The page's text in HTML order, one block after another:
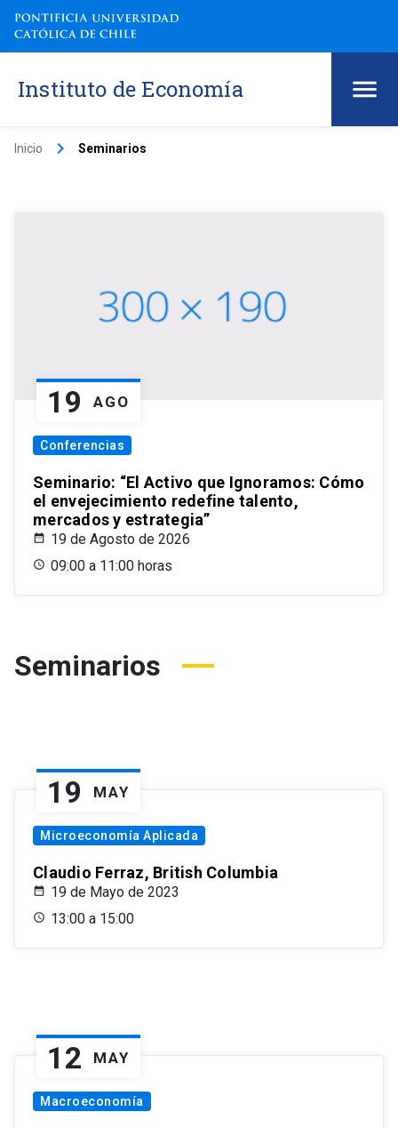
Instituto de Economía
Inicio keyboard_arrow_right Seminarios
19 AGO
Conferencias
Seminario: “El Activo que Ignoramos: Cómo
el envejecimiento redefine talento,
mercados y estrategia”
19 de Agosto de 2026
09:00 a 11:00 horas
Seminarios
19 MAY
Microeconomía Aplicada
Claudio Ferraz, British Columbia
19 de Mayo de 2023
13:00 a 15:00
12 MAY
Macroeconomía